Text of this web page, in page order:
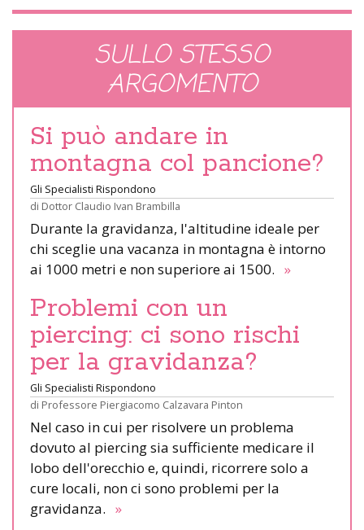
SULLO STESSO
ARGOMENTO
Si può andare in
montagna col pancione?
Gli Specialisti Rispondono
di Dottor Claudio Ivan Brambilla
Durante la gravidanza, l'altitudine ideale per
chi sceglie una vacanza in montagna è intorno
ai 1000 metri e non superiore ai 1500. »
Problemi con un
piercing: ci sono rischi
per la gravidanza?
Gli Specialisti Rispondono
di Professore Piergiacomo Calzavara Pinton
Nel caso in cui per risolvere un problema
dovuto al piercing sia sufficiente medicare il
lobo dell'orecchio e, quindi, ricorrere solo a
cure locali, non ci sono problemi per la
gravidanza. »